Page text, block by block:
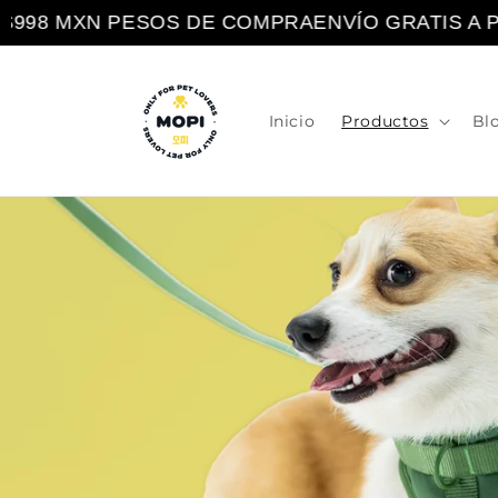
MXN PESOS DE COMPRAENVÍO GRATIS A
directamente
al contenido
Inicio Productos